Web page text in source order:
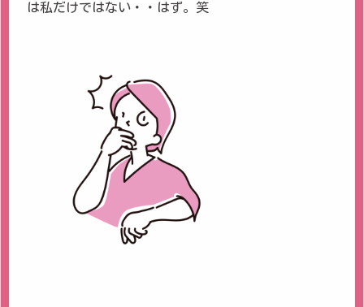
は私だけではない・・はず。笑